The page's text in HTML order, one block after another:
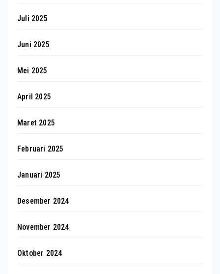
Juli 2025
Juni 2025
Mei 2025
April 2025
Maret 2025
Februari 2025
Januari 2025
Desember 2024
November 2024
Oktober 2024